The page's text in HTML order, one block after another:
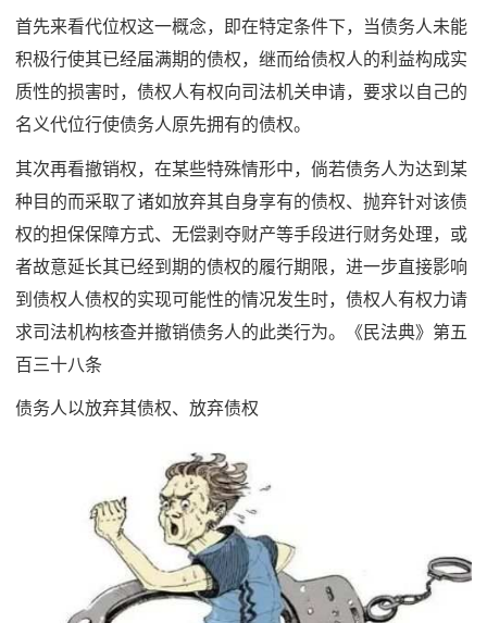
首先来看代位权这一概念，即在特定条件下，当债务人未能
积极行使其已经届满期的债权，继而给债权人的利益构成实
质性的损害时，债权人有权向司法机关申请，要求以自己的
名义代位行使债务人原先拥有的债权。
其次再看撤销权，在某些特殊情形中，倘若债务人为达到某
种目的而采取了诸如放弃其自身享有的债权、抛弃针对该债
权的担保保障方式、无偿剥夺财产等手段进行财务处理，或
者故意延长其已经到期的债权的履行期限，进一步直接影响
到债权人债权的实现可能性的情况发生时，债权人有权力请
求司法机构核查并撤销债务人的此类行为。《民法典》第五
百三十八条
债务人以放弃其债权、放弃债权